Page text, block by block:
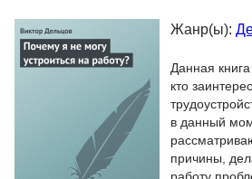
Жанр(ы):
Данная
кто
в данный
причины,